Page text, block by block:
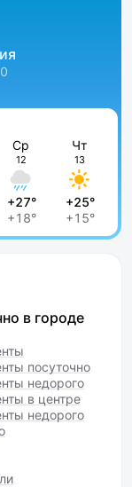
Ср
12
+27°
+18°
Чт
13
+25°
+15°
в городе
посуточно
недорого
в центре
недорого